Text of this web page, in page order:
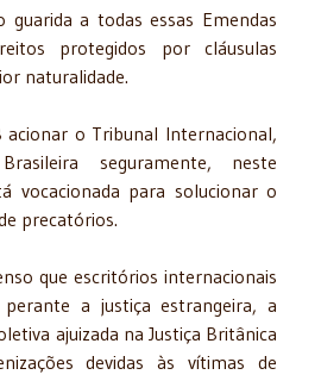
guarida a todas essas Emendas
protegidos por cláusulas
naturalidade.
acionar o Tribunal Internacional,
seguramente, neste
vocacionada para solucionar o
precatórios.
que escritórios internacionais
a justiça estrangeira, a
ajuizada na Justiça Britânica
devidas às vítimas de